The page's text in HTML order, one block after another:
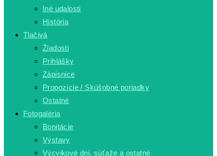
Iné udalosti
História
Tlačivá
Žiadosti
Prihlášky
Zápisnice
Propozície / Skúšobné poriadky
Ostatné
Fotogaléria
Bonitácie
Výstavy
Výcvikové dni, súťaže a ostatné